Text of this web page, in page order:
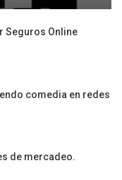
Seguros Online
comedia en redes
de mercadeo.